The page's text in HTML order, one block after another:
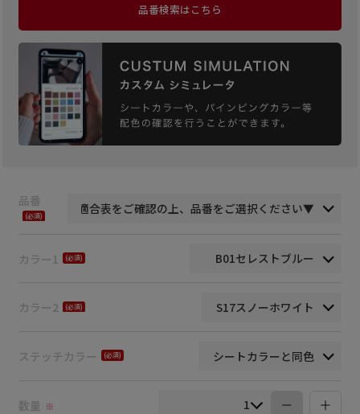
品番検索はこちら
品番
カラー1
カラー2
ステッチカラー
数量 ※